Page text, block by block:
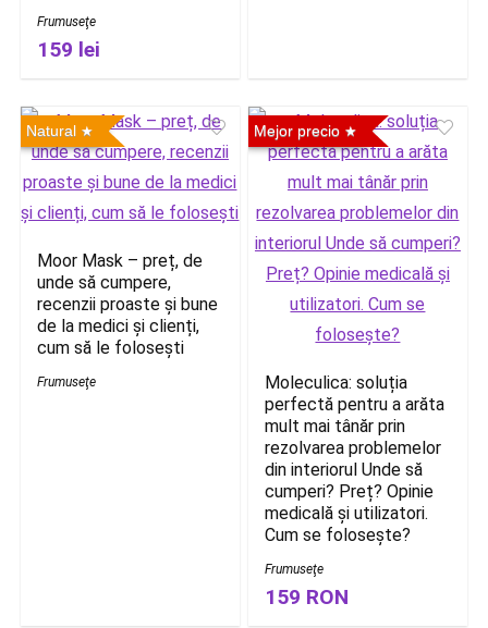
Frumuseţe
159 lei
Natural
Moor Mask – preț, de
unde să cumpere,
recenzii proaste și bune
de la medici și clienți,
cum să le folosești
Frumuseţe
Mejor precio
Moleculica: soluția
perfectă pentru a arăta
mult mai tânăr prin
rezolvarea problemelor
din interiorul Unde să
cumperi? Preț? Opinie
medicală și utilizatori.
Cum se folosește?
Frumuseţe
159 RON